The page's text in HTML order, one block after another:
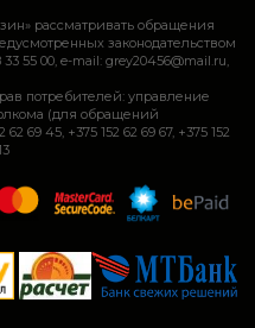
рассматривать обращения
законодательством
55 00, e-mail: grey20456@mail.ru,
потребителей: управление
(для обращений
69 45, +375 152 62 69 67, +375 152